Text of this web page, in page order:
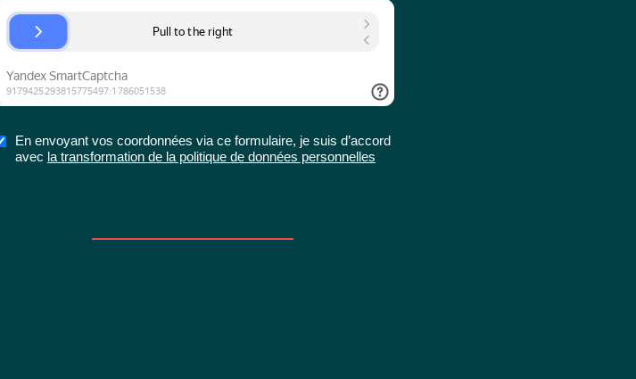
En envoyant vos coordonnées via ce formulaire, je suis d’accord
avec la transformation de la politique de données personnelles